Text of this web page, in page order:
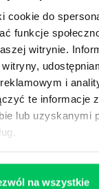
cookie do
funkcje
witrynie.
i
te informacje
lub uzyskanymi
na wszystkie
Zarządzanie
etapami